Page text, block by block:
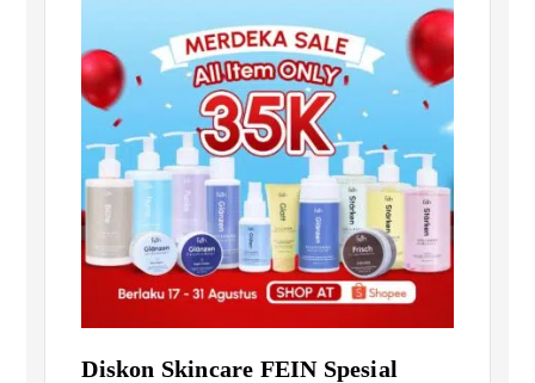
Diskon Skincare FEIN Spesial